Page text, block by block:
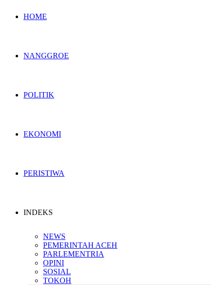
HOME
NANGGROE
POLITIK
EKONOMI
PERISTIWA
INDEKS
NEWS
PEMERINTAH ACEH
PARLEMENTRIA
OPINI
SOSIAL
TOKOH